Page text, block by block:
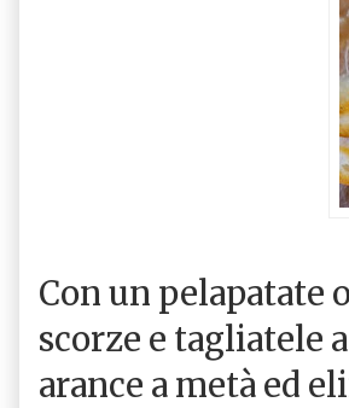
Con un pelapatate
scorze e tagliatele
arance a metà ed